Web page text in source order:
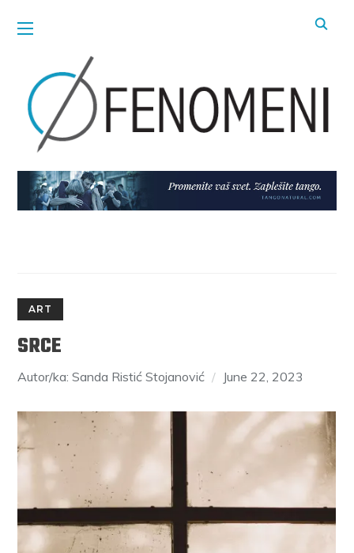
ART
SRCE
Autor/ka: Sanda Ristić Stojanović June 22, 2023